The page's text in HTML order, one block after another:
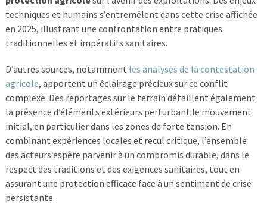
techniques et humains s’entremêlent dans cette crise affichée
en 2025, illustrant une confrontation entre pratiques
traditionnelles et impératifs sanitaires.
D’autres sources, notamment les analyses de la contestation
agricole, apportent un éclairage précieux sur ce conflit
complexe. Des reportages sur le terrain détaillent également
la présence d’éléments extérieurs perturbant le mouvement
initial, en particulier dans les zones de forte tension. En
combinant expériences locales et recul critique, l’ensemble
des acteurs espère parvenir à un compromis durable, dans le
respect des traditions et des exigences sanitaires, tout en
assurant une protection efficace face à un sentiment de crise
persistante.